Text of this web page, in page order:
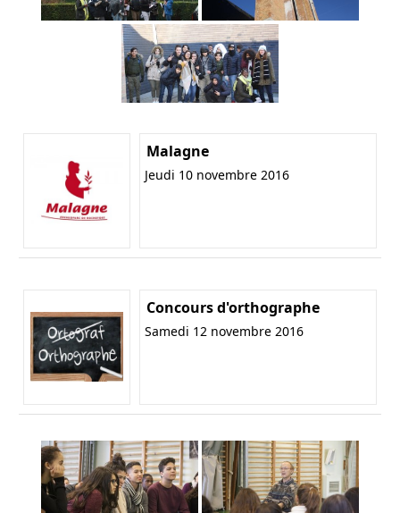
Malagne
Jeudi 10 novembre 2016
Concours d'orthographe
Samedi 12 novembre 2016